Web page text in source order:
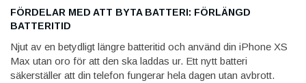
FÖRDELAR MED ATT BYTA BATTERI: FÖRLÄNGD
BATTERITID
Njut av en betydligt längre batteritid och använd din iPhone XS
Max utan oro för att den ska laddas ur. Ett nytt batteri
säkerställer att din telefon fungerar hela dagen utan avbrott.